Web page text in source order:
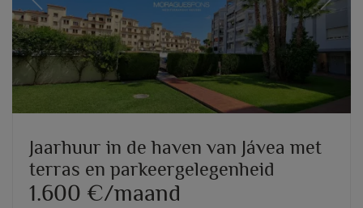
Previous Next
Jaarhuur in de haven van Jávea met
terras en parkeergelegenheid
1.600 €/maand